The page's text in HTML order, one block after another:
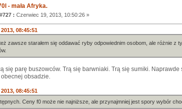
- mała Afryka.
: Czerwiec 19, 2013, 10:50:26 »
08:45:51
zawsze starałem się oddawać ryby odpowiednim osobom, ale różnie z
się parę buszowców. Trą się barwniaki. Trą się sumiki.
obsadzie.
08:45:51
Ceny f0 może nie najniższe, ale przynajmniej jest spory wybór